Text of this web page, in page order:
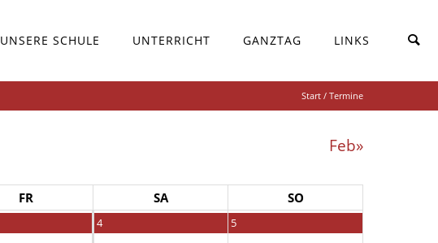
UNSERE SCHULE UNTERRICHT GANZTAG LINKS
Start / Termine
Feb»
FR SA SO
4 5